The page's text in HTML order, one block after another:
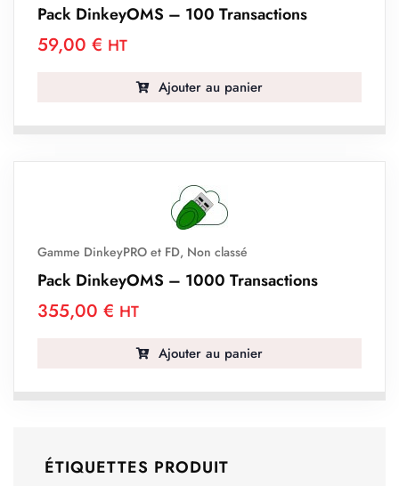
Pack DinkeyOMS – 100 Transactions
59,00 € HT
Ajouter au panier
Gamme DinkeyPRO et FD, Non classé
Pack DinkeyOMS – 1000 Transactions
355,00 € HT
Ajouter au panier
ÉTIQUETTES PRODUIT